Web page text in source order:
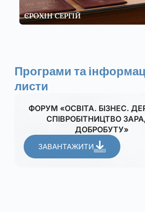
ЄРОХІН СЕРГІЙ
Програми та
листи
ФОРУМ «ОСВІТА. БІЗНЕС.
СПІВРОБІТНИЦТВО
ДОБРОБУТУ»
ЗАВАНТАЖИТИ